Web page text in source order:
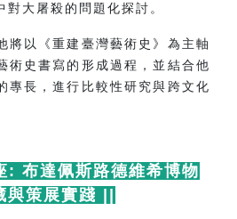
大屠殺的問題化探討。
將以《重建臺灣藝術史》為主軸
術史書寫的形成過程，並結合他
專長，進行比較性研究與跨文化
: 布達佩斯路德維希博物
與策展實踐